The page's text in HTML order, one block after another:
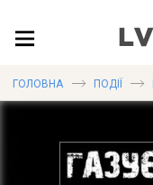
ГОЛОВНА ПОДІЇ